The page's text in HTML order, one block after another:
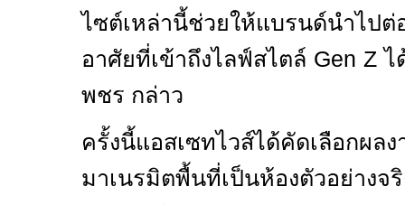
ไซต์เหล่านี้ช่วยให้แบรนด์นำไป
อาศัยที่เข้าถึงไลฟ์สไตล์ Gen Zไ
พชร กล่าว
ครั้งนี้แอสเซทไวส์ได้คัดเลือกผลง
มาเนรมิตพื้นที่เป็นห้องตัวอย่างจ